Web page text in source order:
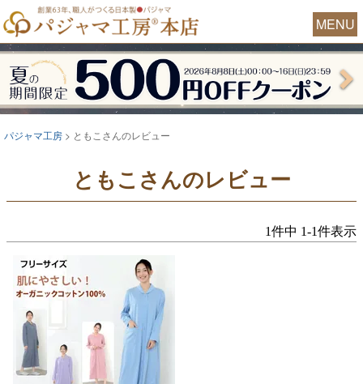
MENU
パジャマ工房 ともこさんのレビュー
ともこさんのレビュー
1件中 1-1件表示